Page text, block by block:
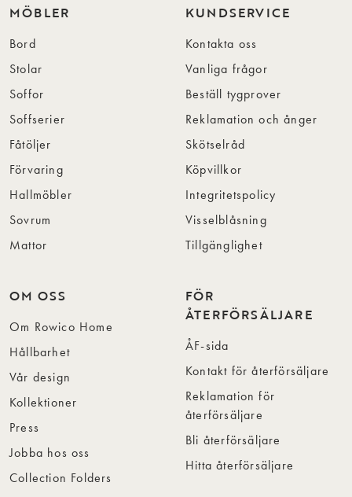
MÖBLER
Bord
Stolar
Soffor
Soffserier
Fåtöljer
Förvaring
Hallmöbler
Sovrum
Mattor
KUNDSERVICE
Kontakta oss
Vanliga frågor
Beställ tygprover
Reklamation och ånger
Skötselråd
Köpvillkor
Integritetspolicy
Visselblåsning
Tillgänglighet
OM OSS
Om Rowico Home
Hållbarhet
Vår design
Kollektioner
Press
Jobba hos oss
Collection Folders
FÖR
ÅTERFÖRSÄLJARE
ÅF-sida
Kontakt för återförsäljare
Reklamation för
återförsäljare
Bli återförsäljare
Hitta återförsäljare